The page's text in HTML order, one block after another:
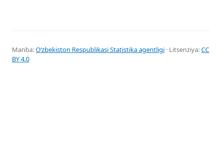
Manba:Oʻzbekiston Respublikasi Statistika agentligi · Litsenziya:CC
BY 4.0